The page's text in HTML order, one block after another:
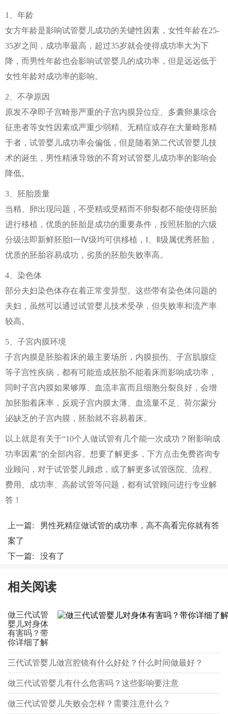
1、年龄
女方年龄是影响试管婴儿成功的关键性因素，女性年龄在25-
35岁之间，成功率最高，超过35岁就会使得成功率大为下
降，而男性年龄也会影响试管婴儿的成功率，但是远远低于
女性年龄对成功率的影响。
2、不孕原因
原发不孕即子宫畸形严重的子宫内膜异位症、多囊卵巢综合
征患者等女性因素或严重少弱精、无精症或存在大量畸形精
于者，试管婴儿成功率会偏低，但是随着第二代试管婴儿技
术的诞生，男性精液导致的不育对试管婴儿成功率的影响会
降低。
3、胚胎质量
当精、卵出现问题，不受精或受精而不卵裂都不能使得胚胎
进行移植，优质的胚胎是成功的重要条件，按照胚胎的六级
分级法即新鲜胚胎I一Ⅳ级均可供移植，I、Ⅱ级属优秀胚胎，
优质的胚胎容易成功，劣质的胚胎失败率高。
4、染色体
部分夫妇染色体存在着正常变异型。这些带有染色体问题的
夫妇，虽然可以通过试管婴儿技术受孕，但失败率和流产率
较高。
5、子宮内膜环境
子宫内膜是胚胎着床的最主要场所，内膜损伤、子宫肌腺症
等子宫性疾病，都有可能造成胚胎不能着床而影响成功率，
同时子宫内膜如果够厚、血流丰富而且细胞分裂良好，会增
加胚胎着床率，反观子宫内膜太薄、血流量不足、荷尔蒙分
泌缺乏的子宫内膜，胚胎就不容易着床。
以上就是有关于“10个人做试管有几个能一次成功？附影响成
功率因素”的全部内容。想要了解更多，下方点击免费咨询专
业顾问，对于试管婴儿顾虑，或了解更多试管医院、流程、
费用、成功率、高龄试管等问题，都有试管顾问进行专业解
答！
上一篇: 男性死精症做试管的成功率，高不高看完你就有答
案了
下一篇: 没有了
相关阅读
做三代试管
婴儿对身体
有害吗？带
你详细了解
三代试管婴儿做宫腔镜有什么好处？什么时间做最好？
做三代试管婴儿有什么危害吗？这些影响要注意
做三代试管婴儿失败会怎样？需要注意什么？